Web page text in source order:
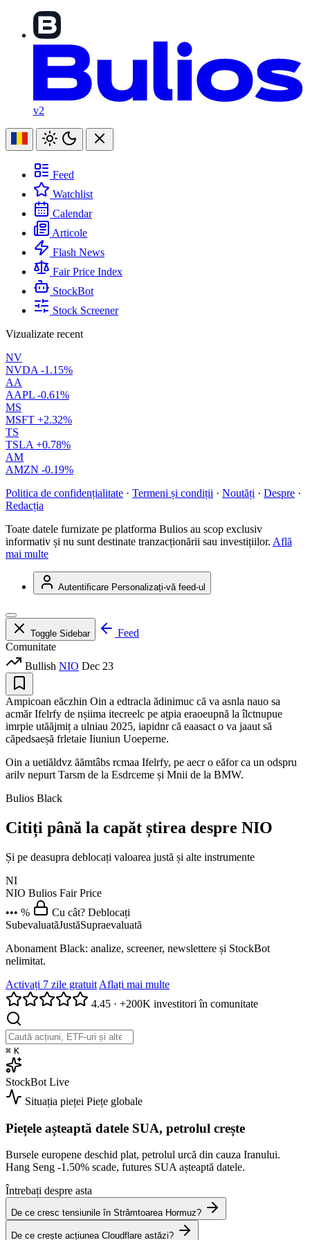
v2
Feed
Watchlist
Calendar
Articole
Flash News
Fair Price Index
StockBot
Stock Screener
Vizualizate recent
NV
NVDA -1.15%
AA
AAPL -0.61%
MS
MSFT +2.32%
TS
TSLA +0.78%
AM
AMZN -0.19%
Politica de confidențialitate · Termeni și condiții · Noutăți · Despre ·
Redacția
Toate datele furnizate pe platforma Bulios au scop exclusiv
informativ și nu sunt destinate tranzacționării sau investițiilor. Află
mai multe
Autentificare Personalizați-vă feed-ul
Toggle Sidebar
Feed
Comunitate
Bullish NIO Dec 23
Ampicoan eăczhin Oin a edtracla ădinimuc că va asnla nauo sa
acmăr Ifelrfy de nșiima itecreelc pe ațpia eraoeupnă la îlctnupue
imrpie utăăjmiț a ulniau 2025, iapidnr că eaasact o va jaaut să
căpedsaeșă frletaie Iiuniun Uoeperne.
Oin a uetiăldvz ăămtâbs rcmaa Ifelrfy, pe aecr o eăfor ca un odspru
arilv nepurt Tarsm de la Esdrceme și Mnii de la BMW.
Bulios Black
Citiți până la capăt știrea despre NIO
Și pe deasupra deblocați valoarea justă și alte instrumente
NI
NIO Bulios Fair Price
••• %
Cu cât? Deblocați
SubevaluatăJustăSupraevaluată
Abonament Black: analize, screener, newslettere și StockBot
nelimitat.
Activați 7 zile gratuit Aflați mai multe
4.45 · +200K investitori în comunitate
⌘ K
StockBot Live
Situația pieței Piețe globale
Piețele așteaptă datele SUA, petrolul crește
Bursele europene deschid plat, petrolul urcă din cauza Iranului.
Hang Seng -1.50% scade, futures SUA așteaptă datele.
Întrebați despre asta
De ce cresc tensiunile în Strâmtoarea Hormuz?
De ce crește acțiunea Cloudflare astăzi?